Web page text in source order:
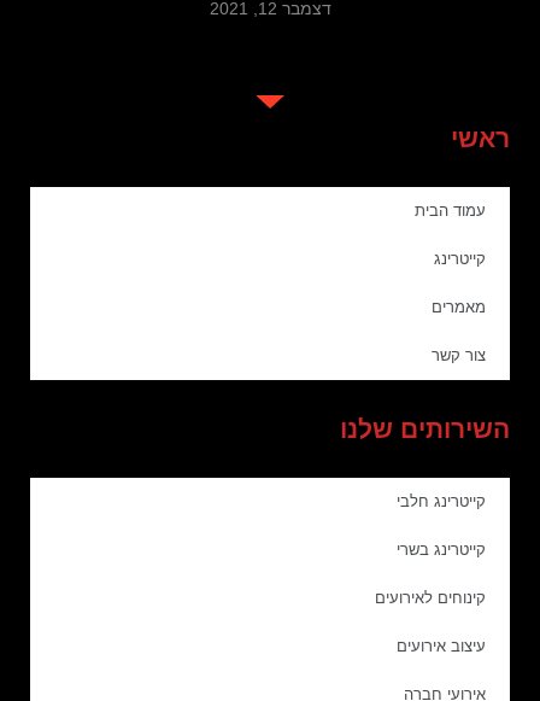
דצמבר 12, 2021
ראשי
עמוד הבית
קייטרינג
מאמרים
צור קשר
השירותים שלנו
קייטרינג חלבי
קייטרינג בשרי
קינוחים לאירועים
עיצוב אירועים
אירועי חברה